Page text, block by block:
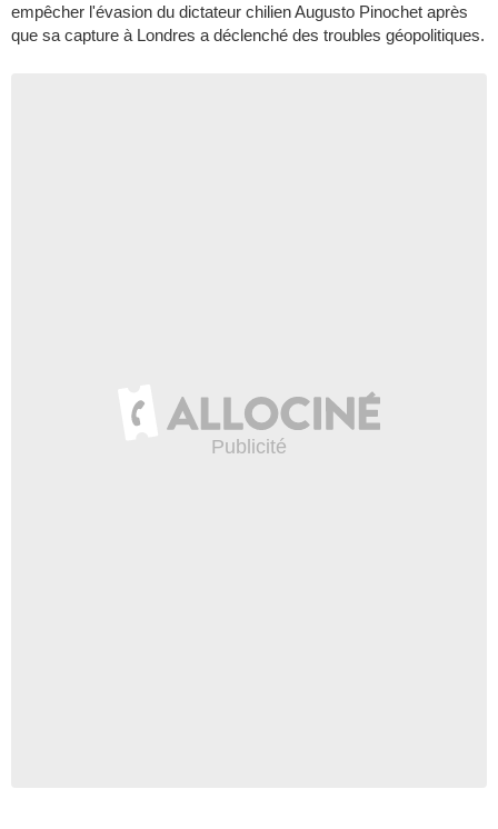
empêcher l'évasion du dictateur chilien Augusto Pinochet après
que sa capture à Londres a déclenché des troubles géopolitiques.